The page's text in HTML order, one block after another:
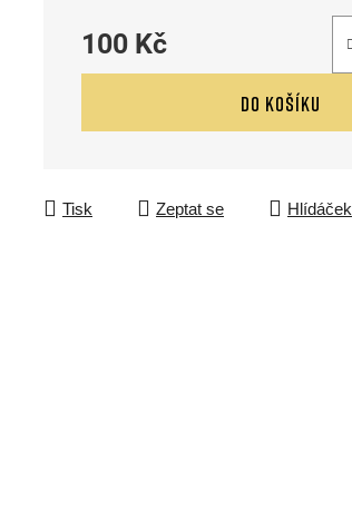
100 Kč
Měrná cena:
DO KOŠÍKU
Tisk Zeptat se Hlídáček